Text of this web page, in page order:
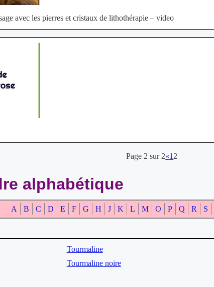
avec les pierres et cristaux de lithothérapie – video
Page 2 sur 2«1 2
alphabétique
A B C D E F G H J K L M O P Q R S
Tourmaline
Tourmaline noire